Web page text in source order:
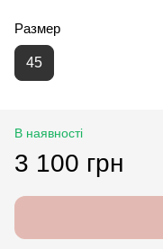
Размер
45
В наявності
3 100 грн